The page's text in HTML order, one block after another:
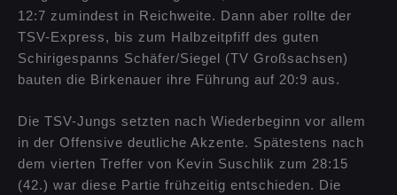
12:7 zumindest in Reichweite. Dann aber rollte der
TSV-Express, bis zum Halbzeitpfiff des guten
Schirigespanns Schäfer/Siegel (TV Großsachsen)
bauten die Birkenauer ihre Führung auf 20:9 aus.
Die TSV-Jungs setzten nach Wiederbeginn vor allem
in der Offensive deutliche Akzente. Spätestens nach
dem vierten Treffer von Kevin Suschlik zum 28:15
(42.) war diese Partie frühzeitig entschieden. Die